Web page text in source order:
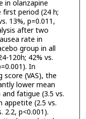
in olanzapine
period (24 h;
13%, p=0.011,
after two
rate in
group in all
120h; 42% vs.
In
score (VAS), the
lower mean
and fatigue (3.5 vs.
appetite (2.5 vs.
2.2, p<0.001).